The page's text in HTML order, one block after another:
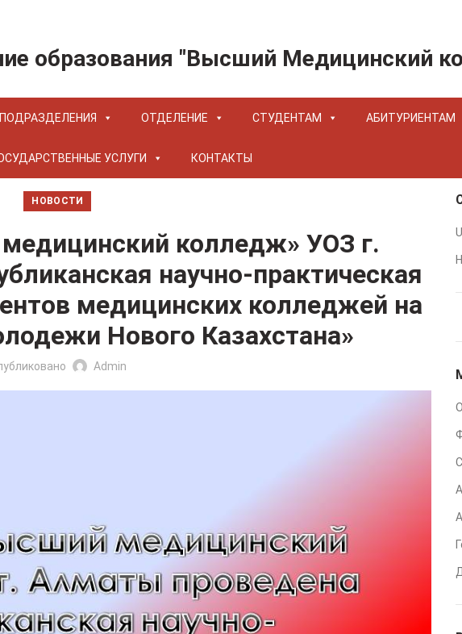
образования "Высший Медицинский
ОТДЕЛЕНИЕ СТУДЕНТАМ АБИТУРИЕНТАМ
УСЛУГИ КОНТАКТЫ
НОВОСТИ
колледж» УОЗ г.
научно-практическая
медицинских колледжей на
Нового Казахстана»
Admin